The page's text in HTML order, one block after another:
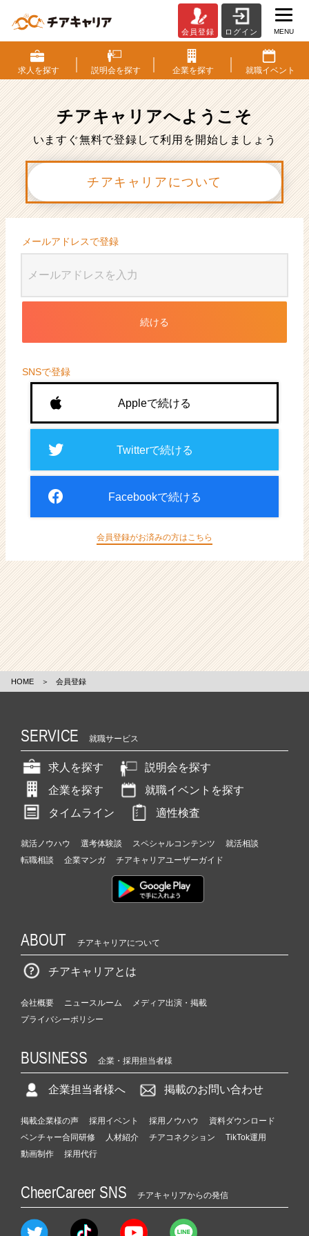
員
登
録
ベ
ン
チ
ャ
成
企
か
ら
ス
カ
ウ
届
活
サ
ト
ア
キ
リ
ア
会員登録 ログイン MENU
求人を探す 説明会を探す 企業を探す 就職イベント
チアキャリアへようこそ
いますぐ無料で登録して利用を開始しましょう
チアキャリアについて
メールアドレスで登録
続ける
SNSで登録
Appleで続ける
Twitterで続ける
Facebookで続ける
会員登録がお済みの方はこちら
HOME ＞ 会員登録
SERVICE 就職サービス
求人を探す
説明会を探す
企業を探す
就職イベントを探す
タイムライン
適性検査
就活ノウハウ 選考体験談 スペシャルコンテンツ
就活相談
転職相談
企業マンガ チアキャリアユーザーガイド
ABOUT チアキャリアについて
チアキャリアとは
会社概要 ニュースルーム
メディア出演・掲載
プライバシーポリシー
BUSINESS 企業・採用担当者様
企業担当者様へ 掲載のお問い合わせ
掲載企業様の声 採用イベント 採用ノウハウ
資料ダウンロード
ベンチャー合同研修
人材紹介 チアコネクション
TikTok運用
動画制作
採用代行
CheerCareer SNS チアキャリアからの発信